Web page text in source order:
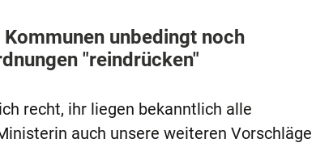
unbedingt noch
"reindrücken"
recht, ihr liegen bekanntlich alle
auch unsere weiteren Vorschläge